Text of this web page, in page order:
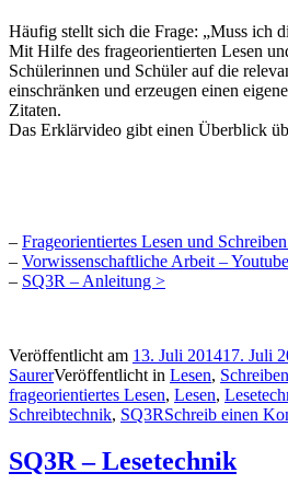
Häufig stellt sich die Frage: „Muss ich
Mit Hilfe des frageorientierten Lesen
Schülerinnen und Schüler auf die
einschränken und erzeugen einen
Zitaten.
Das Erklärvideo gibt einen Überblick
– Frageorientiertes Lesen und
– Vorwissenschaftliche Arbeit –
– SQ3R – Anleitung >
Veröffentlicht am 13. Juli 201417. Juli
SaurerVeröffentlicht in Lesen, Schreiben
frageorientiertes Lesen, Lesen,
Schreibtechnik, SQ3RSchreib einen
SQ3R – Lesetechnik